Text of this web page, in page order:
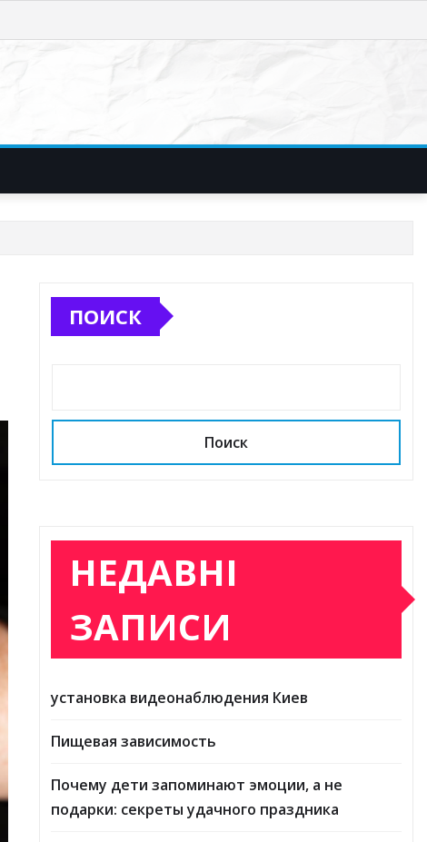
ПОИСК
Поиск
НЕДАВНІ
ЗАПИСИ
установка видеонаблюдения Киев
Пищевая зависимость
Почему дети запоминают эмоции, а не
подарки: секреты удачного праздника